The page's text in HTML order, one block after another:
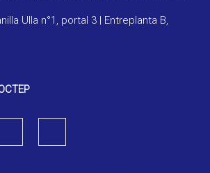
Ulla n°1, portal 3 | Entreplanta B,